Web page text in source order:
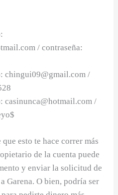
/ contraseña:
chingui09@gmail.com/
casinunca@hotmail.com/
esto te hace correr más
de la cuenta puede
y enviar la solicitud de
Garena. O bien, podría ser